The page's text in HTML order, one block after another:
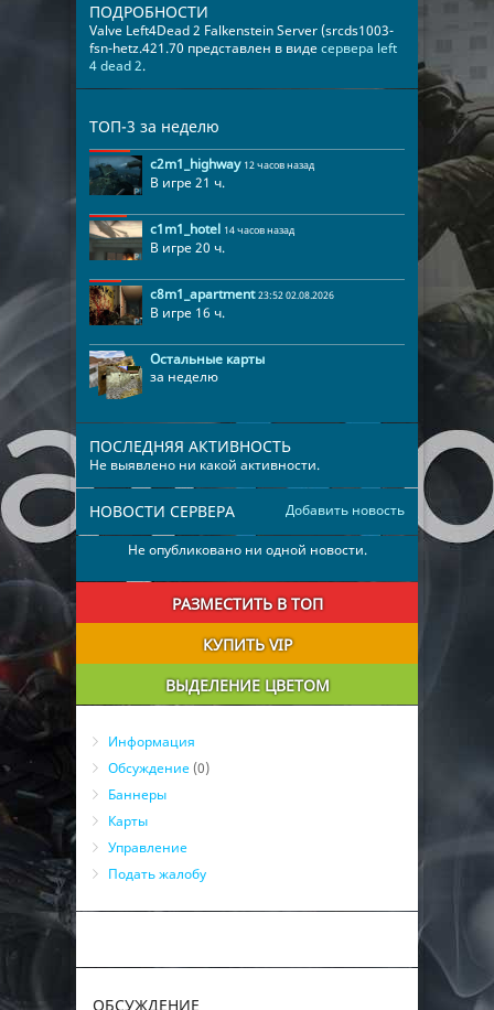
ПОДРОБНОСТИ
Valve Left4Dead 2 Falkenstein Server (srcds1003-
fsn-hetz.421.70 представлен в видесервера left
4 dead 2.
ТОП-3 за неделю
c2m1_highway 12 часов назад
В игре 21 ч.
c1m1_hotel 14 часов назад
В игре 20 ч.
c8m1_apartment 23:52 02.08.2026
В игре 16 ч.
Остальные карты
за неделю
ПОСЛЕДНЯЯ АКТИВНОСТЬ
Не выявлено ни какой активности.
Добавить новость
НОВОСТИ СЕРВЕРА
Не опубликовано ни одной новости.
РАЗМЕСТИТЬ В ТОП
КУПИТЬ VIP
ВЫДЕЛЕНИЕ ЦВЕТОМ
Информация
Обсуждение (0)
Баннеры
Карты
Управление
Подать жалобу
ОБСУЖДЕНИЕ